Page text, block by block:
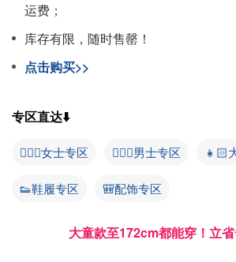
运费；
库存有限，随时售罄！
点击购买>>
专区直达⬇️
💁🏻‍♀️女士专区 🙋🏻‍♂️男士专区 👧🏻
👟鞋履专区 🎒配饰专区
大童款至172cm都能穿！立省